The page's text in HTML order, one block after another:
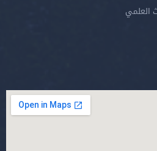
العلمي